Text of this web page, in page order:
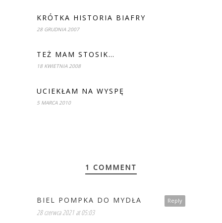
KRÓTKA HISTORIA BIAFRY
28 GRUDNIA 2007
TEŻ MAM STOSIK…
18 KWIETNIA 2008
UCIEKŁAM NA WYSPĘ
5 MARCA 2010
1 COMMENT
Reply
BIEL POMPKA DO MYDŁA
28 czerwca 2021 at 05:03